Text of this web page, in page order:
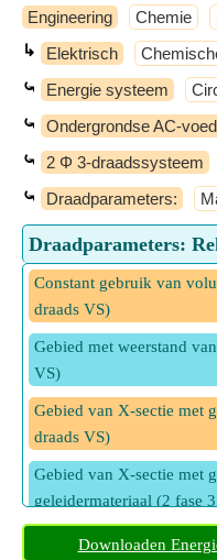
Engineering Chemie
↳ Elektrisch
⤿ Energie systeem
⤿ Ondergrondse AC-
⤿ 2 Φ 3-draadssysteem
⤿ Draadparameters:
Draadparameters:
Constant gebruik van
draads VS)
Gebied met weerstand
VS)
Gebied van X-sectie met
draads VS)
Gebied van X-sectie met
geleidermateriaal (2 fase
Hoek met stroom in elke
Downloaden